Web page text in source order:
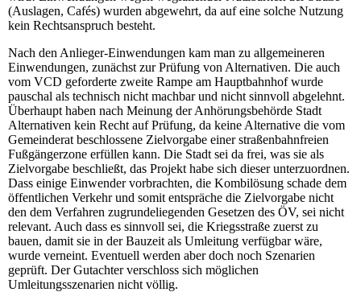
(Auslagen, Cafés) wurden abgewehrt, da auf eine solche Nutzung
kein Rechtsanspruch besteht.
Nach den Anlieger-Einwendungen kam man zu allgemeineren
Einwendungen, zunächst zur Prüfung von Alternativen. Die auch
vom VCD geforderte zweite Rampe am Hauptbahnhof wurde
pauschal als technisch nicht machbar und nicht sinnvoll abgelehnt.
Überhaupt haben nach Meinung der Anhörungsbehörde Stadt
Alternativen kein Recht auf Prüfung, da keine Alternative die vom
Gemeinderat beschlossene Zielvorgabe einer straßenbahnfreien
Fußgängerzone erfüllen kann. Die Stadt sei da frei, was sie als
Zielvorgabe beschließt, das Projekt habe sich dieser unterzuordnen.
Dass einige Einwender vorbrachten, die Kombilösung schade dem
öffentlichen Verkehr und somit entspräche die Zielvorgabe nicht
den dem Verfahren zugrundeliegenden Gesetzen des ÖV, sei nicht
relevant. Auch dass es sinnvoll sei, die Kriegsstraße zuerst zu
bauen, damit sie in der Bauzeit als Umleitung verfügbar wäre,
wurde verneint. Eventuell werden aber doch noch Szenarien
geprüft. Der Gutachter verschloss sich möglichen
Umleitungsszenarien nicht völlig.